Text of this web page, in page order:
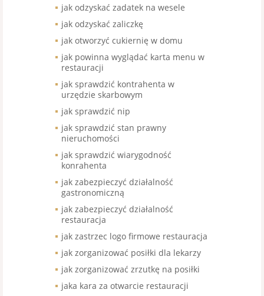
jak odzyskać zadatek na wesele
jak odzyskać zaliczkę
jak otworzyć cukiernię w domu
jak powinna wyglądać karta menu w
restauracji
jak sprawdzić kontrahenta w
urzędzie skarbowym
jak sprawdzić nip
jak sprawdzić stan prawny
nieruchomości
jak sprawdzić wiarygodność
konrahenta
jak zabezpieczyć działalność
gastronomiczną
jak zabezpieczyć działalność
restauracja
jak zastrzec logo firmowe restauracja
jak zorganizować posiłki dla lekarzy
jak zorganizować zrzutkę na posiłki
jaka kara za otwarcie restauracji